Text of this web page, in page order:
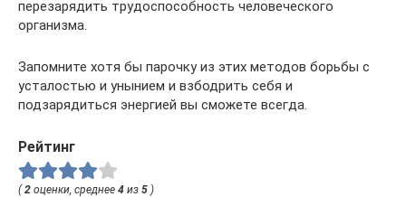
перезарядить трудоспособность человеческого
организма.
Запомните хотя бы парочку из этих методов борьбы с
усталостью и унынием и взбодрить себя и
подзарядиться энергией вы сможете всегда.
Рейтинг
(2 оценки, среднее 4 из 5 )